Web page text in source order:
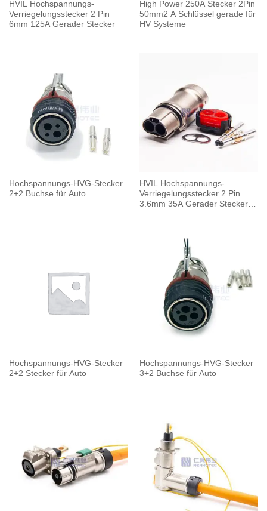
HVIL Hochspannungs-
Verriegelungsstecker 2 Pin
6mm 125A Gerader Stecker
High Power 250A Stecker 2Pin
50mm2 A Schlüssel gerade für
HV Systeme
Hochspannungs-HVG-Stecker
2+2 Buchse für Auto
HVIL Hochspannungs-
Verriegelungsstecker 2 Pin
3.6mm 35A Gerader Stecker
Hochspannungs-HVG-Stecker
2+2 Stecker für Auto
Hochspannungs-HVG-Stecker
3+2 Buchse für Auto